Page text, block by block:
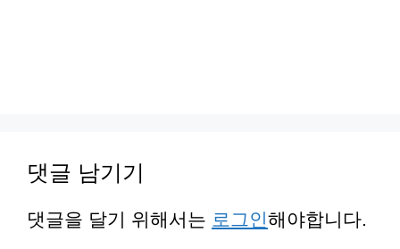
댓글 남기기
댓글을 달기 위해서는 로그인해야합니다.